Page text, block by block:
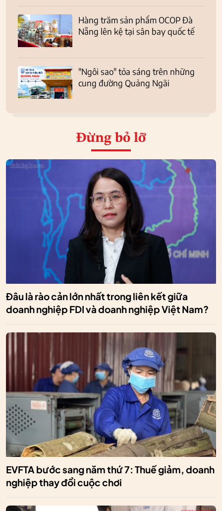
Hàng trăm sản phẩm OCOP Đà
Nẵng lên kệ tại sân bay quốc tế
"Ngôi sao" tỏa sáng trên những
cung đường Quảng Ngãi
Đừng bỏ lỡ
Đâu là rào cản lớn nhất trong liên kết giữa
doanh nghiệp FDI và doanh nghiệp Việt Nam?
EVFTA bước sang năm thứ 7: Thuế giảm, doanh
nghiệp thay đổi cuộc chơi